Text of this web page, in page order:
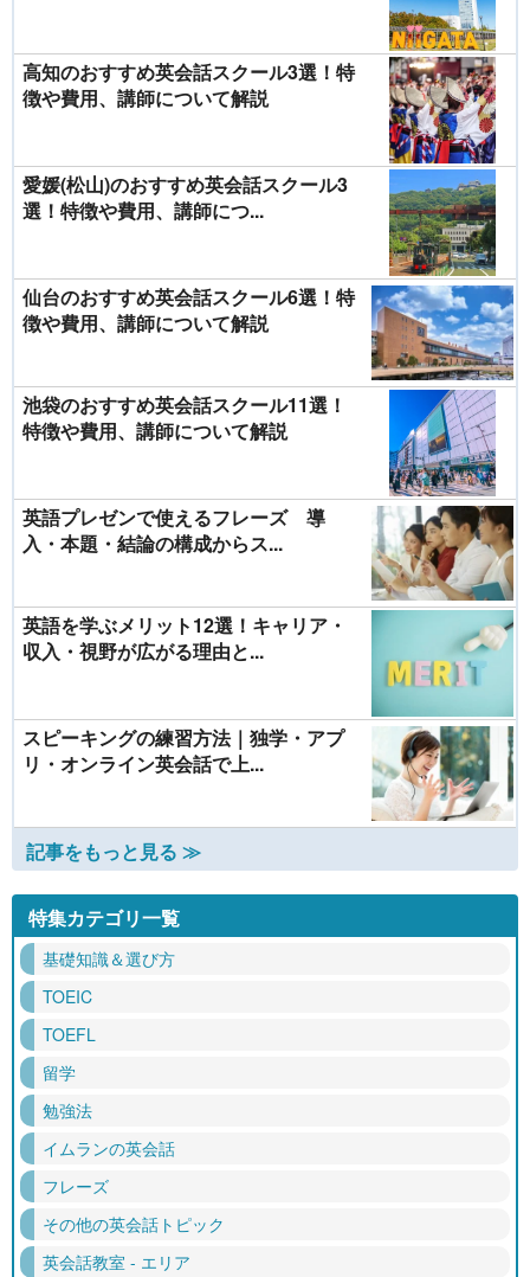
高知のおすすめ英会話スクール3選！特
徴や費用、講師について解説
愛媛(松山)のおすすめ英会話スクール3
選！特徴や費用、講師につ...
仙台のおすすめ英会話スクール6選！特
徴や費用、講師について解説
池袋のおすすめ英会話スクール11選！
特徴や費用、講師について解説
英語プレゼンで使えるフレーズ 導
入・本題・結論の構成からス...
英語を学ぶメリット12選！キャリア・
収入・視野が広がる理由と...
スピーキングの練習方法｜独学・アプ
リ・オンライン英会話で上...
記事をもっと見る ≫
特集カテゴリ一覧
基礎知識＆選び方
TOEIC
TOEFL
留学
勉強法
イムランの英会話
フレーズ
その他の英会話トピック
英会話教室 - エリア